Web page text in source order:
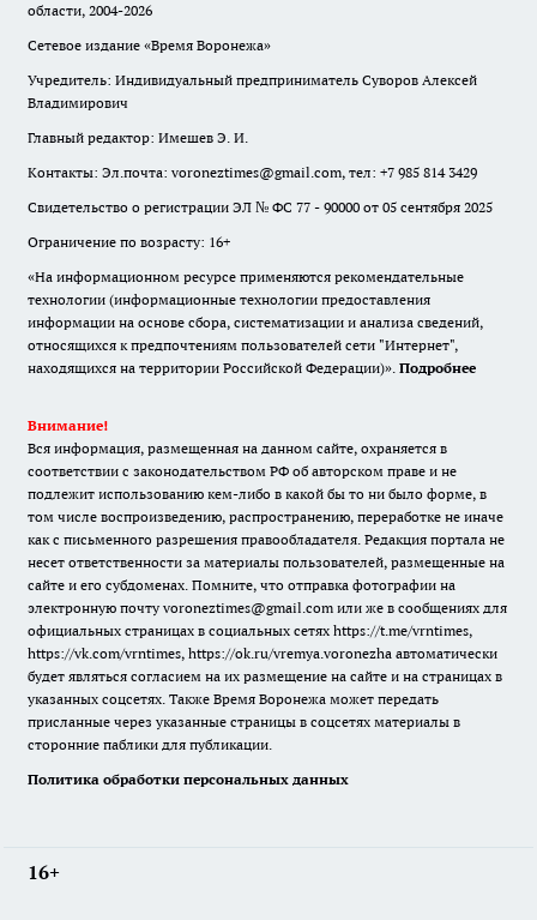
области, 2004-2026
Сетевое издание «Время Воронежа»
Учредитель: Индивидуальный предприниматель Суворов Алексей
Владимирович
Главный редактор: Имешев Э. И.
Контакты: Эл.почта: voroneztimes@gmail.com, тел: +7 985 814 3429
Свидетельство о регистрации ЭЛ № ФС 77 - 90000 от 05 сентября 2025
Ограничение по возрасту: 16+
«На информационном ресурсе применяются рекомендательные
технологии (информационные технологии предоставления
информации на основе сбора, систематизации и анализа сведений,
относящихся к предпочтениям пользователей сети "Интернет",
находящихся на территории Российской Федерации)». Подробнее
Внимание!
Вся информация, размещенная на данном сайте, охраняется в
соответствии с законодательством РФ об авторском праве и не
подлежит использованию кем-либо в какой бы то ни было форме, в
том числе воспроизведению, распространению, переработке не иначе
как с письменного разрешения правообладателя. Редакция портала не
несет ответственности за материалы пользователей, размещенные на
сайте и его субдоменах. Помните, что отправка фотографии на
электронную почту voroneztimes@gmail.com или же в сообщениях для
официальных страницах в социальных сетях https://t.me/vrntimes,
https://vk.com/vrntimes, https://ok.ru/vremya.voronezha автоматически
будет являться согласием на их размещение на сайте и на страницах в
указанных соцсетях. Также Время Воронежа может передать
присланные через указанные страницы в соцсетях материалы в
сторонние паблики для публикации.
Политика обработки персональных данных
16+